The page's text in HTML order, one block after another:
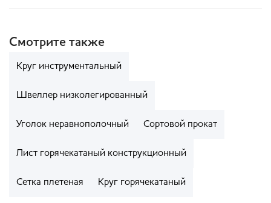
Смотрите также
Круг инструментальный
Швеллер низколегированный
Уголок неравнополочный Сортовой прокат
Лист горячекатаный конструкционный
Сетка плетеная Круг горячекатаный